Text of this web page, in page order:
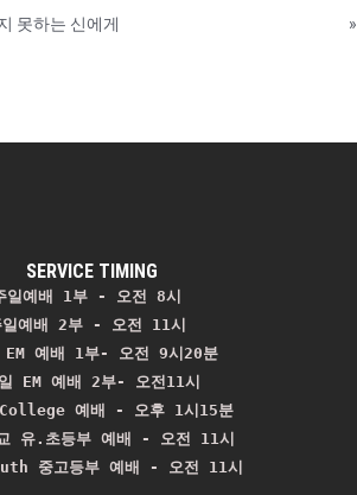
못하는 신에게
»
SERVICE TIMING
일예배 1부 - 오전 8시
일예배 2부 - 오전 11시
EM 예배 1부- 오전 9시20분
EM 예배 2부- 오전11시
예배 - 오후 1시15분
유.초등부 예배 - 오전 11시
중고등부 예배 - 오전 11시